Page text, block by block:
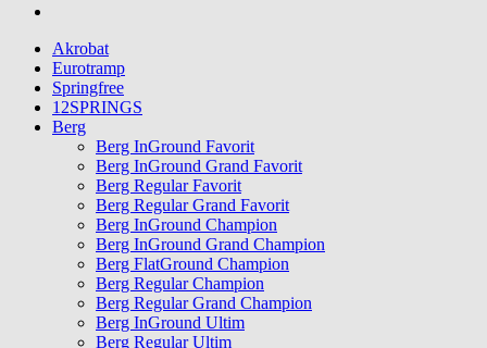
Akrobat
Eurotramp
Springfree
12SPRINGS
Berg
Berg InGround Favorit
Berg InGround Grand Favorit
Berg Regular Favorit
Berg Regular Grand Favorit
Berg InGround Champion
Berg InGround Grand Champion
Berg FlatGround Champion
Berg Regular Champion
Berg Regular Grand Champion
Berg InGround Ultim
Berg Regular Ultim